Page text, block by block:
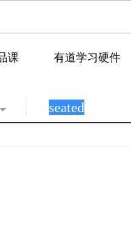
课 有道学习硬件